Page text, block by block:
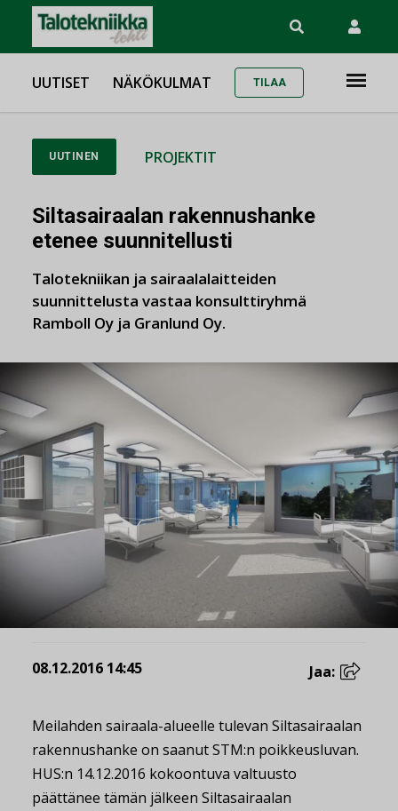
UUTISET NÄKÖKULMAT TILAA
UUTINEN PROJEKTIT
Siltasairaalan rakennushanke
etenee suunnitellusti
Talotekniikan ja sairaalalaitteiden
suunnittelusta vastaa konsulttiryhmä
Ramboll Oy ja Granlund Oy.
08.12.2016 14:45 Jaa:
Meilahden sairaala-alueelle tulevan Siltasairaalan
rakennushanke on saanut STM:n poikkeusluvan.
HUS:n 14.12.2016 kokoontuva valtuusto
päättänee tämän jälkeen Siltasairaalan